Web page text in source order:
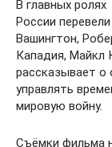
В главных
России
Вашингтон,
Кападия, Майкл
рассказывает о
управлять
мировую войну.
Съёмки фильма